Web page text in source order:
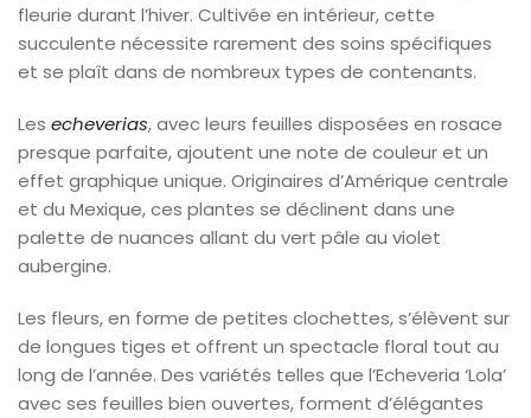
fleurie durant l’hiver. Cultivée en intérieur, cette
succulente nécessite rarement des soins spécifiques
et se plaît dans de nombreux types de contenants.
Les echeverias, avec leurs feuilles disposées en rosace
presque parfaite, ajoutent une note de couleur et un
effet graphique unique. Originaires d’Amérique centrale
et du Mexique, ces plantes se déclinent dans une
palette de nuances allant du vert pâle au violet
aubergine.
Les fleurs, en forme de petites clochettes, s’élèvent sur
de longues tiges et offrent un spectacle floral tout au
long de l’année. Des variétés telles que l’Echeveria ‘Lola’
avec ses feuilles bien ouvertes, forment d’élégantes